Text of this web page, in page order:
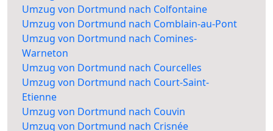
Umzug von Dortmund nach Colfontaine
Umzug von Dortmund nach Comblain-au-Pont
Umzug von Dortmund nach Comines-
Warneton
Umzug von Dortmund nach Courcelles
Umzug von Dortmund nach Court-Saint-
Etienne
Umzug von Dortmund nach Couvin
Umzug von Dortmund nach Crisnée